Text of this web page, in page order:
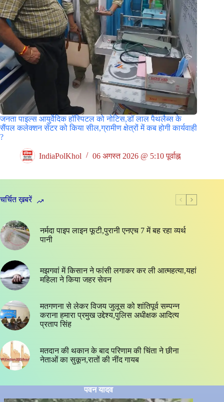
जनता पाइल्स आयुर्वेदिक हॉस्पिटल को नोटिस,डॉ लाल पैथलैब्स के
सैंपल कलेक्शन सेंटर को किया सील,ग्रामीण क्षेत्रों में कब होगी कार्यवाही
?
IndiaPolKhol 06 अगस्त 2026 @ 5:10 पूर्वाह्न
चर्चित ख़बरें
नर्मदा पाइप लाइन फूटी,पुरानी एनएच 7 में बह रहा व्यर्थ
पानी
मझगवां में किसान ने फांसी लगाकर कर ली आत्महत्या,यहां
महिला ने किया जहर सेवन
मतगणना से लेकर विजय जुलूस को शांतिपूर्व सम्पन्न
कराना हमारा प्रमुख उद्देश्य,पुलिस अधीक्षक आदित्य
प्रताप सिंह
मतदान की थकान के बाद परिणाम की चिंता ने छीना
नेताओं का सुकून,रातों की नींद गायब
पवन यादव